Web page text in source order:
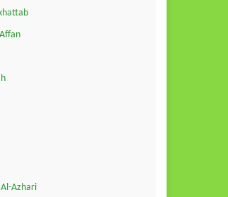
Azhari